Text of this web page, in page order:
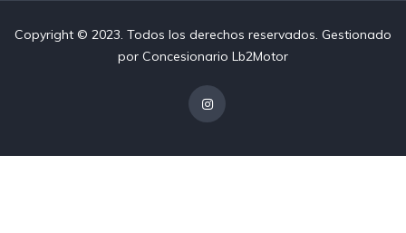
Copyright © 2023. Todos los derechos reservados. Gestionado
por Concesionario Lb2Motor